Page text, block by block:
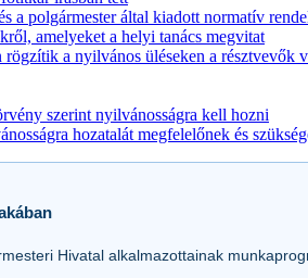
a polgármester által kiadott normatív
amelyeket a helyi tanács megvitat
a nyilvános üléseken a résztvevők
szerint nyilvánosságra kell hozni
hozatalát megfelelőnek és
Hivatal alkalmazottainak